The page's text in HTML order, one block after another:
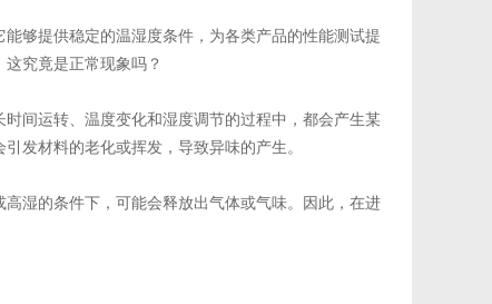
够提供稳定的温湿度条件，为各类产品的性能测试提
究竟是正常现象吗？
间运转、温度变化和湿度调节的过程中，都会产生某
发材料的老化或挥发，导致异味的产生。
湿的条件下，可能会释放出气体或气味。因此，在进